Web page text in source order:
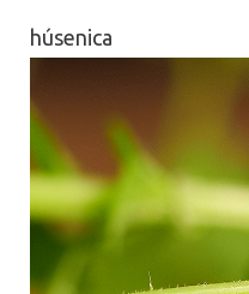
húsenica